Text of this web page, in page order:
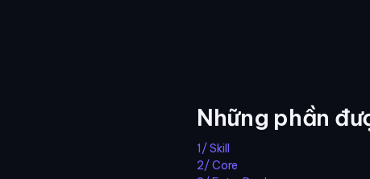
Những phần
1/ Skill
2/ Core